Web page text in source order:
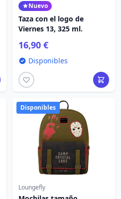
Nuevo
Taza con el logo de
Viernes 13, 325 ml.
16,90 €
Disponibles
Disponibles
Loungefly